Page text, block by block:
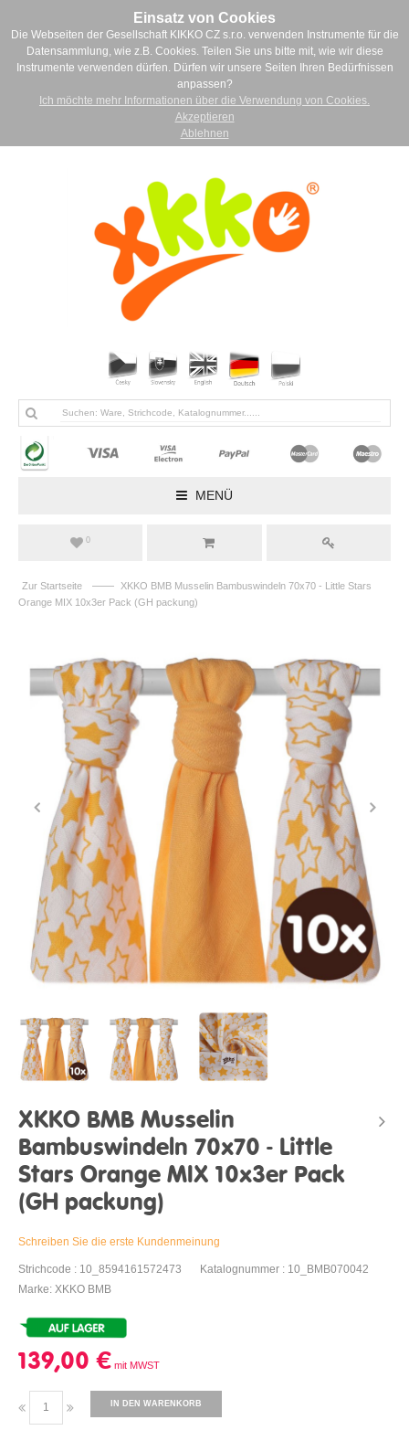
Einsatz von Cookies
Die Webseiten der Gesellschaft KIKKO CZ s.r.o. verwenden Instrumente für die
Datensammlung, wie z.B. Cookies. Teilen Sie uns bitte mit, wie wir diese
Instrumente verwenden dürfen. Dürfen wir unsere Seiten Ihren Bedürfnissen
anpassen?
Ich möchte mehr Informationen über die Verwendung von Cookies.
Akzeptieren
Ablehnen
MENÜ
0
Zur Startseite ——
XKKO BMB Musselin Bambuswindeln 70x70 - Little Stars
Orange MIX 10x3er Pack (GH packung)
XKKO BMB Musselin
Bambuswindeln 70x70 - Little
Stars Orange MIX 10x3er Pack
(GH packung)
Schreiben Sie die erste Kundenmeinung
Strichcode : 10_8594161572473
Katalognummer : 10_BMB070042
Marke: XKKO BMB
139,00 €
IN DEN WARENKORB